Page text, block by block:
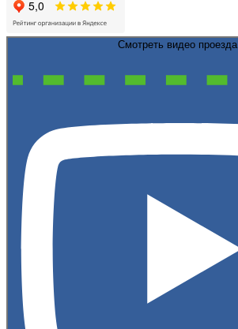
Смотреть видео проезда